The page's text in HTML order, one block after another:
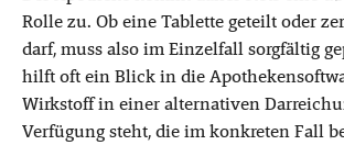
Rolle zu. Ob eine Tablette geteilt oder
darf, muss also im Einzelfall sorgfältig
hilft oft ein Blick in die
Wirkstoff in einer alternativen
Verfügung steht, die im konkreten Fall